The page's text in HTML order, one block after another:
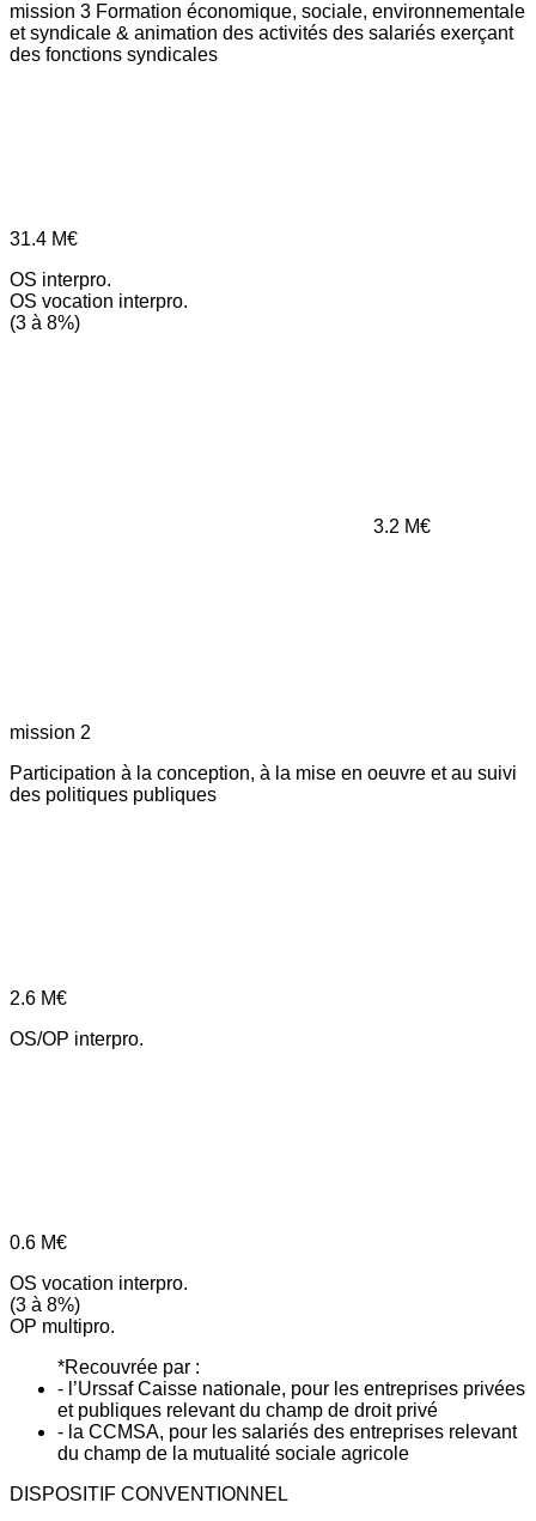
mission 3 Formation économique, sociale, environnementale
et syndicale & animation des activités des salariés exerçant
des fonctions syndicales
31.4 M€
OS interpro.
OS vocation interpro.
(3 à 8%)
3.2 M€
mission 2
Participation à la conception, à la mise en oeuvre et au suivi
des politiques publiques
2.6 M€
OS/OP interpro.
0.6 M€
OS vocation interpro.
(3 à 8%)
OP multipro.
*Recouvrée par :
- l’Urssaf Caisse nationale, pour les entreprises privées
et publiques relevant du champ de droit privé
- la CCMSA, pour les salariés des entreprises relevant
du champ de la mutualité sociale agricole
DISPOSITIF CONVENTIONNEL